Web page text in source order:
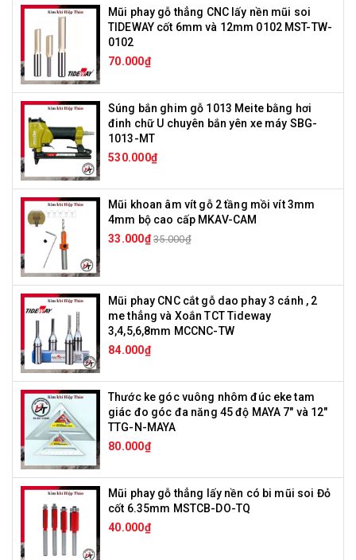
Mũi phay gỗ thẳng CNC lấy nền mũi soi
TIDEWAY cốt 6mm và 12mm 0102 MST-TW-
0102
70.000₫
Súng bắn ghim gỗ 1013 Meite bằng hơi
đinh chữ U chuyên bắn yên xe máy SBG-
1013-MT
530.000₫
Mũi khoan âm vít gỗ 2 tầng mồi vít 3mm
4mm bộ cao cấp MKAV-CAM
33.000₫ 35.000₫
Mũi phay CNC cắt gỗ dao phay 3 cánh , 2
me thẳng và Xoắn TCT Tideway
3,4,5,6,8mm MCCNC-TW
84.000₫
Thước ke góc vuông nhôm đúc eke tam
giác đo góc đa năng 45 độ MAYA 7" và 12"
TTG-N-MAYA
80.000₫
Mũi phay gỗ thẳng lấy nền có bi mũi soi Đỏ
cốt 6.35mm MSTCB-DO-TQ
40.000₫